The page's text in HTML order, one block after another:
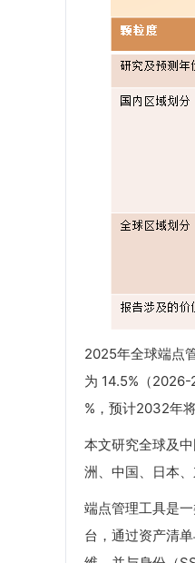
2025年全球端点
为 14.5%（
%，预计2032年
本文研究全球及
洲、中国、日本
端点管理工具是
台，通过资产清